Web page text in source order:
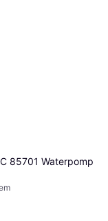
85701 Waterpomp